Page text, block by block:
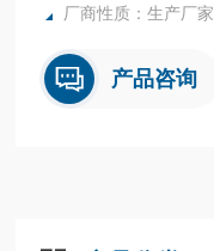
厂商性质：生产厂家
产品咨询